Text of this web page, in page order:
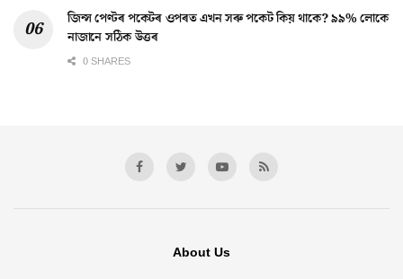
জিন্স পেণ্টৰ পকেটৰ ওপৰত এখন সৰু পকেট কিয় থাকে? ৯৯% লোকে
নাজানে সঠিক উত্তৰ
0 SHARES
About Us